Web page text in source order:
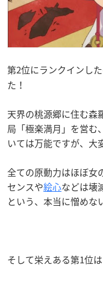
第2位にランクインし
た！
天界の桃源郷に住む森
局「極楽満月」を営む
いては万能ですが、大
全ての原動力はほぼ女
センスや絵心などは壊
という、本当に憎めな
そして栄えある第1位